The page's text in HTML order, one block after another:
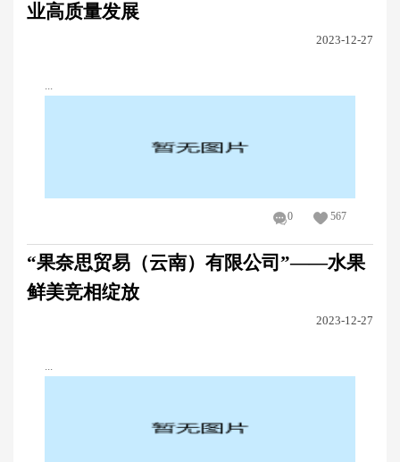
业高质量发展
2023-12-27
...
0 567
“果奈思贸易（云南）有限公司”——水果
鲜美竞相绽放
2023-12-27
...